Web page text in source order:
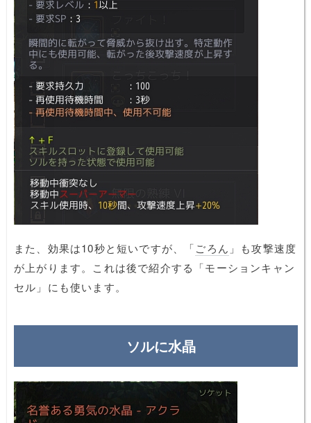
また、効果は10秒と短いですが、「ごろん 」も攻撃速度
が上がります。これは後で紹介する「モーションキャン
セル」にも使います。
ソルに水晶